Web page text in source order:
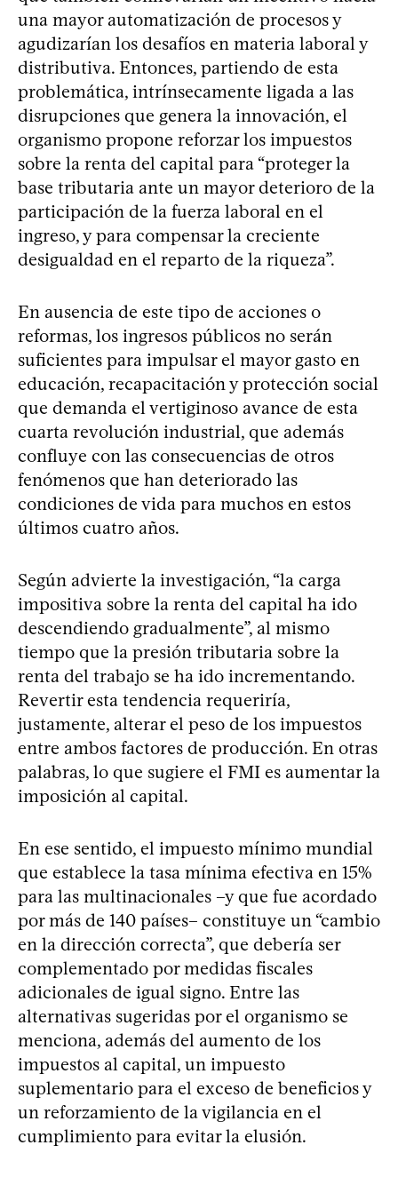
una mayor automatización de procesos y
agudizarían los desafíos en materia laboral y
distributiva. Entonces, partiendo de esta
problemática, intrínsecamente ligada a las
disrupciones que genera la innovación, el
organismo propone reforzar los impuestos
sobre la renta del capital para “proteger la
base tributaria ante un mayor deterioro de la
participación de la fuerza laboral en el
ingreso, y para compensar la creciente
desigualdad en el reparto de la riqueza”.
En ausencia de este tipo de acciones o
reformas, los ingresos públicos no serán
suficientes para impulsar el mayor gasto en
educación, recapacitación y protección social
que demanda el vertiginoso avance de esta
cuarta revolución industrial, que además
confluye con las consecuencias de otros
fenómenos que han deteriorado las
condiciones de vida para muchos en estos
últimos cuatro años.
Según advierte la investigación, “la carga
impositiva sobre la renta del capital ha ido
descendiendo gradualmente”, al mismo
tiempo que la presión tributaria sobre la
renta del trabajo se ha ido incrementando.
Revertir esta tendencia requeriría,
justamente, alterar el peso de los impuestos
entre ambos factores de producción. En otras
palabras, lo que sugiere el FMI es aumentar la
imposición al capital.
En ese sentido, el impuesto mínimo mundial
que establece la tasa mínima efectiva en 15%
para las multinacionales –y que fue acordado
por más de 140 países– constituye un “cambio
en la dirección correcta”, que debería ser
complementado por medidas fiscales
adicionales de igual signo. Entre las
alternativas sugeridas por el organismo se
menciona, además del aumento de los
impuestos al capital, un impuesto
suplementario para el exceso de beneficios y
un reforzamiento de la vigilancia en el
cumplimiento para evitar la elusión.